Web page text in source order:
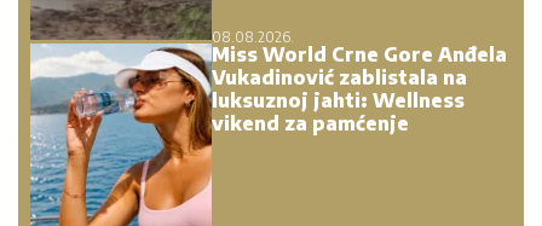
08.08.2026.
Miss World Crne Gore Anđela
Vukadinović zablistala na
luksuznoj jahti: Wellness
vikend za pamćenje